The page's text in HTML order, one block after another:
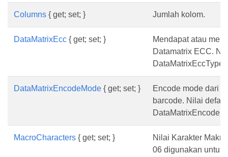
Columns { get; set; } Jumlah kolom.
DataMatrixEcc { get; set; }
Mendapat atau
Datamatrix ECC.
DataMatrixEncodeMode { get; set; }
Encode mode dari
barcode. Nilai
MacroCharacters { get; set; }
Nilai Karakter
06 digunakan untuk